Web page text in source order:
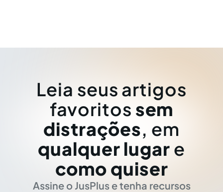
Leia seus artigos
favoritos sem
distrações, em
qualquer lugar e
como quiser
Assine o JusPlus e tenha recursos